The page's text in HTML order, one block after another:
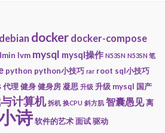
debian docker docker-compose
lvm mysql mysql操作 N53SN N53SN 笔
python python小技巧 rar root sql小技巧
代理健身健身房凝思 升级 升级 mysql 国产
计算机 拆机 换CPU 斜方肌 智囊愚见离
诗软件的艺术面试驱动